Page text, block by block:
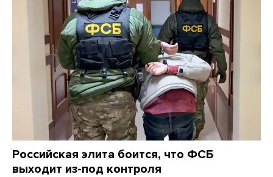
Российская элита боится, что ФСБ
выходит из-под контроля